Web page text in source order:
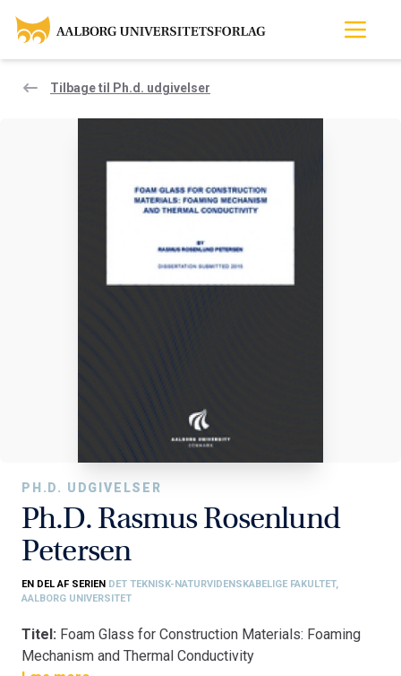
Tilbage til Ph.d. udgivelser
PH.D. UDGIVELSER
Ph.D. Rasmus Rosenlund
Petersen
EN DEL AF SERIEN DET TEKNISK-NATURVIDENSKABELIGE FAKULTET,
AALBORG UNIVERSITET
Titel: Foam Glass for Construction Materials: Foaming
Mechanism and Thermal Conductivity